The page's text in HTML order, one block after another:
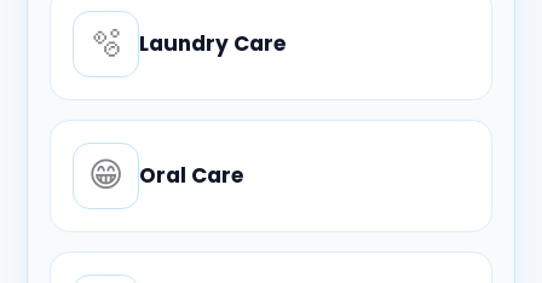
🫧 Laundry Care
😁 Oral Care